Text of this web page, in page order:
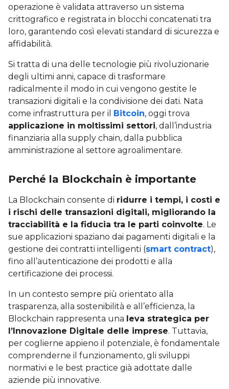
operazione è validata attraverso un sistema
crittografico e registrata in blocchi concatenati tra
loro, garantendo così elevati standard di sicurezza e
affidabilità.
Si tratta di una delle tecnologie più rivoluzionarie
degli ultimi anni, capace di trasformare
radicalmente il modo in cui vengono gestite le
transazioni digitali e la condivisione dei dati. Nata
come infrastruttura per il Bitcoin, oggi trova
applicazione in moltissimi settori, dall’industria
finanziaria alla supply chain, dalla pubblica
amministrazione al settore agroalimentare.
Perché la Blockchain è importante
La Blockchain consente di ridurre i tempi, i costi e
i rischi delle transazioni digitali, migliorando la
tracciabilità e la fiducia tra le parti coinvolte. Le
sue applicazioni spaziano dai pagamenti digitali e la
gestione dei contratti intelligenti (smart contract),
fino all’autenticazione dei prodotti e alla
certificazione dei processi.
In un contesto sempre più orientato alla
trasparenza, alla sostenibilità e all’efficienza, la
Blockchain rappresenta una leva strategica per
l’Innovazione Digitale delle imprese. Tuttavia,
per coglierne appieno il potenziale, è fondamentale
comprenderne il funzionamento, gli sviluppi
normativi e le best practice già adottate dalle
aziende più innovative.